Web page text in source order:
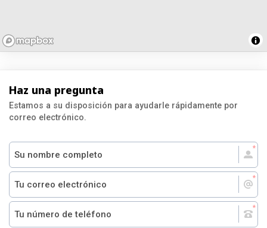
Haz una pregunta
Estamos a su disposición para ayudarle rápidamente por
correo electrónico.